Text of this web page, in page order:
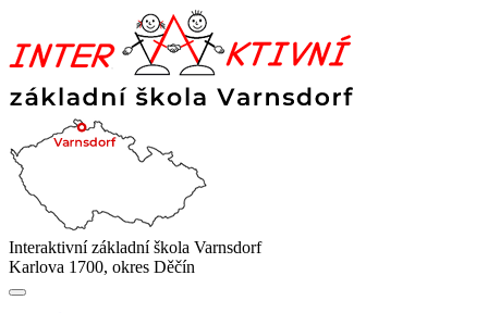
Interaktivní základní škola Varnsdorf
Karlova 1700, okres Děčín